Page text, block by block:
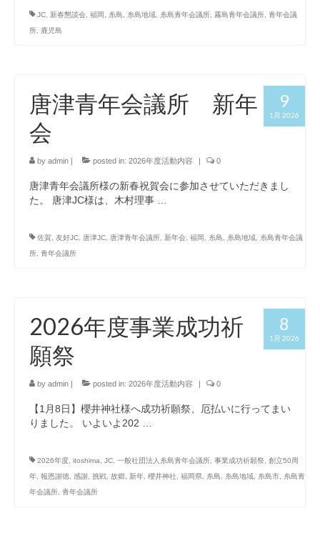
JC 新春懇談会 福岡 糸島 糸島地域 糸島青年会議所 霧島青年会議所 青年会議
所
鹿児島
9
1月 2026
唐津青年会議所 新年
会
by admin | posted in: 2026年度活動内容 | 0
唐津青年会議所様の新春祝賀会に参加させていただきまし
た。 唐津JC様は、木村理事 …
佐賀 友好JC 唐津JC 唐津青年会議所 新年会 福岡 糸島 糸島地域
糸島青年会議
所 青年会議所
8
1月 2026
2026年度事業成功祈
願祭
by admin | posted in: 2026年度活動内容 | 0
【1月8日】櫻井神社様へ成功祈願祭、厄払いに行ってまい
りました。 いよいよ202 …
2026年度 itoshima JC 一般社団法人糸島青年会議所 事業成功祈願祭 創立50周
年 報恩謝徳 感謝 挑戦 故郷 新年 櫻井神社 福岡県 糸島 糸島地域 糸島市
糸島青
年会議所 青年会議所